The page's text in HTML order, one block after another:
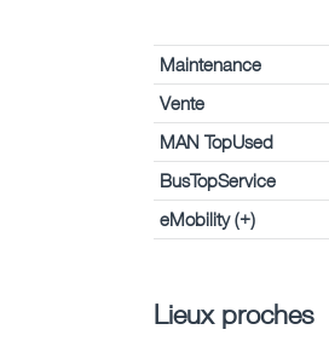
Maintenance
Vente
MAN TopUsed
BusTopService
eMobility (+)
Lieux proches